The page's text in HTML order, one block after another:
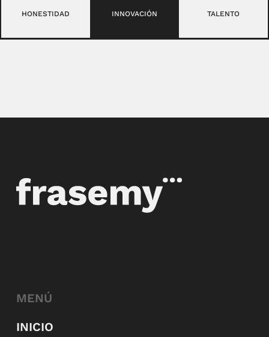
HONESTIDAD INNOVACIÓN TALENTO
MENÚ
INICIO